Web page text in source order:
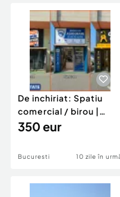
Servicii
Animale de companie
Afaceri și
Inchiriere Bunuri si
Utilaje agricole si
Piese auto si accesorii
Dacia Duster
De inchiriat: Spatiu
comercial / birou |
Stradal pe Stefan cel
350 eur
Bucuresti 10 zile în